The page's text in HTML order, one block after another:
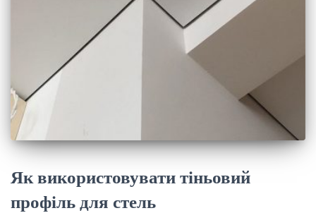
Як використовувати тіньовий
профіль для стель